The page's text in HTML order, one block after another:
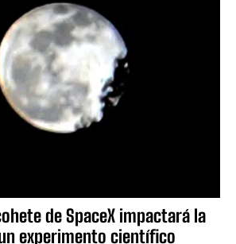
de SpaceX impactará la
experimento científico